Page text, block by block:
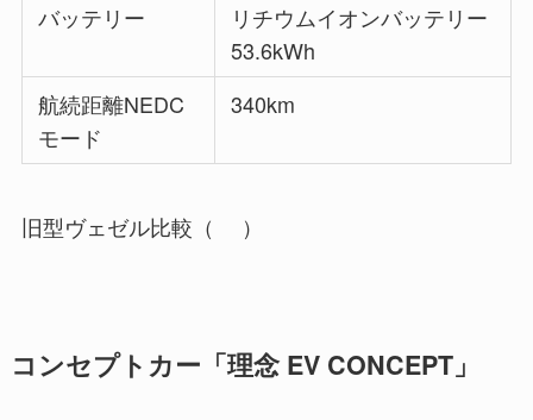
バッテリー
リチウムイオンバッテリー
53.6kWh
航続距離NEDC
モード
340km
旧型ヴェゼル比較（ ）
コンセプトカー「理念 EV CONCEPT」